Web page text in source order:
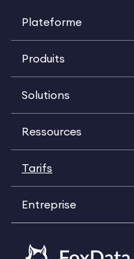
Plateforme
Produits
Solutions
Ressources
Tarifs
Entreprise